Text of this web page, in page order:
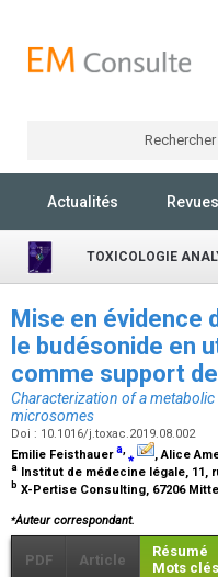
Rechercher
Actualités Revues
TOXICOLOGIE
Mise en évidence
le budésonide en
comme support
Characterization of a
microsomes
Doi : 10.1016/j.toxac.2019.08.002
Emilie Feisthauera,⁎ , Alice
a Institut de médecine légale, 11,
b X-Pertise Consulting, 67206
⁎Auteur correspondant.
PDF Article
Résumé
Mots clés